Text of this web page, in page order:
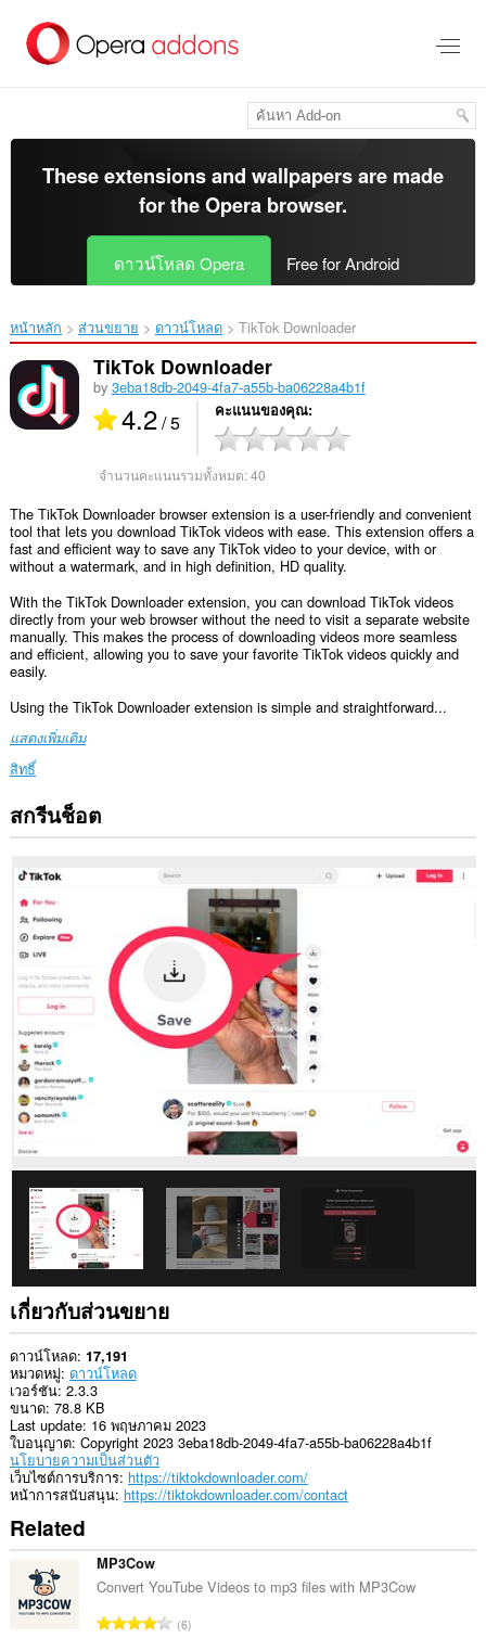
These extensions and wallpapers are made
for theOpera browser.
ดาวน์โหลด Opera Free for Android
หน้าหลัก ส่วนขยาย ดาวน์โหลด TikTok Downloader‎
TikTok Downloader
by 3eba18db-2049-4fa7-a55b-ba06228a4b1f
4.2/ 5 คะแนนของคุณ
จำนวนคะแนนรวมทั้งหมด:40
The TikTok Downloader browser extension is a user-friendly and convenient
tool that lets you download TikTok videos with ease. This extension offers a
fast and efficient way to save any TikTok video to your device, with or
without a watermark, and in high definition, HD quality.
With the TikTok Downloader extension, you can download TikTok videos
directly from your web browser without the need to visit a separate website
manually. This makes the process of downloading videos more seamless
and efficient, allowing you to save your favorite TikTok videos quickly and
easily.
Using the TikTok Downloader extension is simple and straightforward...
แสดงเพิ่มเติม
สิทธิ์
ส่วน
ขยาย
สามารถ
เข้า
ถึง
ข้อมูล
ของ
คุณ
ใน
บาง
เว็บไซต์
สกรีนช็อต
เกี่ยวกับส่วนขยาย
ดาวน์โหลด 17,191
หมวดหมู่ ดาวน์โหลด
เวอร์ชัน 2.3.3
ขนาด 78.8 KB
Last update 16 พฤษภาคม 2023
ใบอนุญาต Copyright 2023 3eba18db-2049-4fa7-a55b-ba06228a4b1f
นโยบายความเป็นส่วนตัว
เว็บไซต์การบริการ https://tiktokdownloader.com/
หน้าการสนับสนุน https://tiktokdownloader.com/contact
Related
MP3Cow
Convert YouTube Videos to mp3 files with MP3Cow
จำ
6